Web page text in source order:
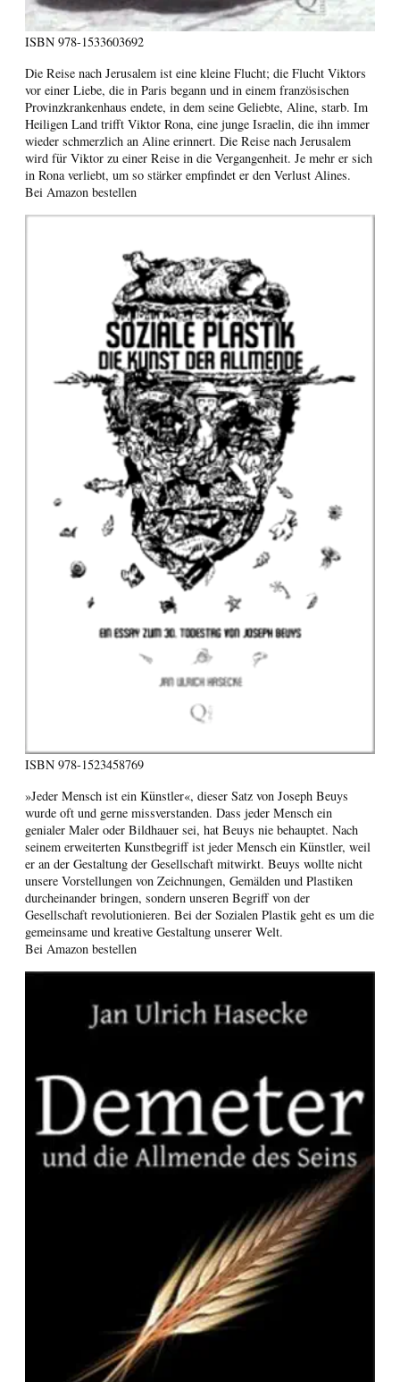
ISBN 978-1533603692
Die Reise nach Jerusalem ist eine kleine Flucht; die Flucht Viktors
vor einer Liebe, die in Paris begann und in einem französischen
Provinzkrankenhaus endete, in dem seine Geliebte, Aline, starb. Im
Heiligen Land trifft Viktor Rona, eine junge Israelin, die ihn immer
wieder schmerzlich an Aline erinnert. Die Reise nach Jerusalem
wird für Viktor zu einer Reise in die Vergangenheit. Je mehr er sich
in Rona verliebt, um so stärker empfindet er den Verlust Alines.
Bei Amazon bestellen
ISBN 978-1523458769
»Jeder Mensch ist ein Künstler«, dieser Satz von Joseph Beuys
wurde oft und gerne missverstanden. Dass jeder Mensch ein
genialer Maler oder Bildhauer sei, hat Beuys nie behauptet. Nach
seinem erweiterten Kunstbegriff ist jeder Mensch ein Künstler, weil
er an der Gestaltung der Gesellschaft mitwirkt. Beuys wollte nicht
unsere Vorstellungen von Zeichnungen, Gemälden und Plastiken
durcheinander bringen, sondern unseren Begriff von der
Gesellschaft revolutionieren. Bei der Sozialen Plastik geht es um die
gemeinsame und kreative Gestaltung unserer Welt.
Bei Amazon bestellen